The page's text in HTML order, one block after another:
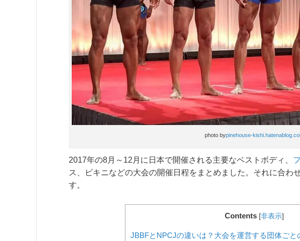
photo bypinehouse-
2017年の8月～12月に日本で開催される主要なベストボディ、
ス、ビキニなどの大会の開催日程をまとめました。それに合わ
す。
Contents [非表示]
JBBFとNPCJの違いは？大会を運営する団体ごと